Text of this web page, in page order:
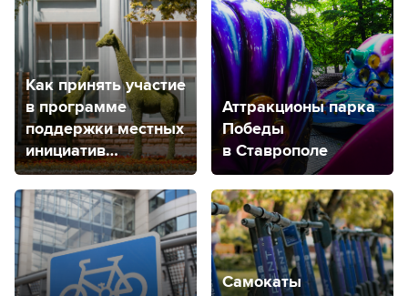
Как принять участие
в программе
поддержки местных
инициатив
в Ставропольском
крае?
Аттракционы парка
Победы
в Ставрополе
Самокаты